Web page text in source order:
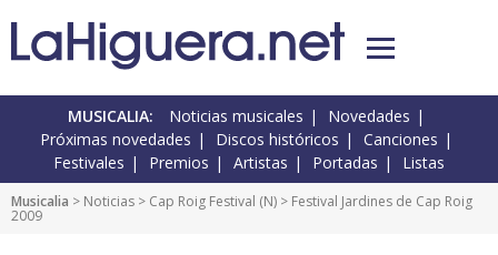
MUSICALIA: Noticias musicales
Novedades
Próximas novedades
Discos históricos
Canciones
Festivales
Premios Artistas Portadas Listas
Musicalia > Noticias > Cap Roig Festival (N) > Festival Jardines de Cap Roig
2009